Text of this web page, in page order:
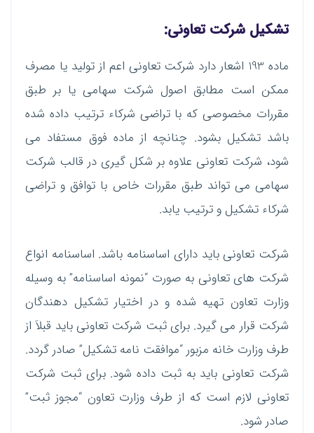
تشکیل شرکت تعاونی:
ماده 193 اشعار دارد شرکت تعاونی اعم از تولید یا مصرف
ممکن است مطابق اصول شرکت سهامی یا بر طبق
مقررات مخصوصی که با تراضی شرکاء ترتیب داده شده
باشد تشکیل بشود. چنانچه از ماده فوق مستفاد می
شود، شرکت تعاونی علاوه بر شکل گیری در قالب شرکت
سهامی می تواند طبق مقررات خاص با توافق و تراضی
شرکاء تشکیل و ترتیب یابد.
شرکت تعاونی باید دارای اساسنامه باشد. اساسنامه انواع
شرکت های تعاونی به صورت “نمونه اساسنامه” به وسیله
وزارت تعاون تهیه شده و در اختیار تشکیل دهندگان
شرکت قرار می گیرد. برای ثبت شرکت تعاونی باید قبلاَ از
طرف وزارت خانه مزبور “موافقت نامه تشکیل” صادر گردد.
شرکت تعاونی باید به ثبت داده شود. برای ثبت شرکت
تعاونی لازم است که از طرف وزارت تعاون “مجوز ثبت”
صادر شود.